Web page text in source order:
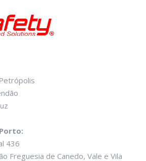
436
Freguesia de Canedo, Vale e Vila